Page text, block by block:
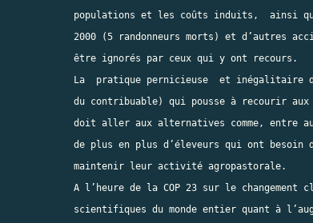
populations et les coûts induits,  ainsi que
2000 (5 randonneurs morts) et d’autres
être ignorés par ceux qui y ont recours.
La  pratique pernicieuse  et inégalitaire
du contribuable) qui pousse à recourir
doit aller aux alternatives comme, entre
de plus en plus d’éleveurs qui ont
maintenir leur activité agropastorale.
A l’heure de la COP 23 sur le changement
scientifiques du monde entier quant à